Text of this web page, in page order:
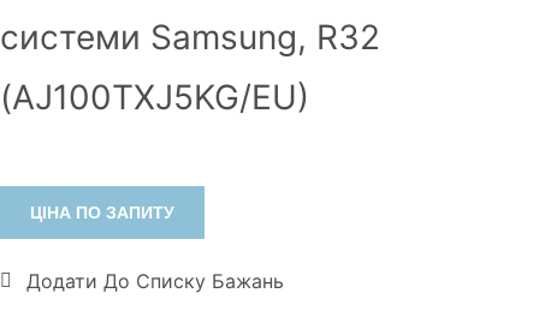
системи Samsung, R32
(AJ100TXJ5KG/EU)
ЦІНА ПО ЗАПИТУ
Додати До Списку Бажань